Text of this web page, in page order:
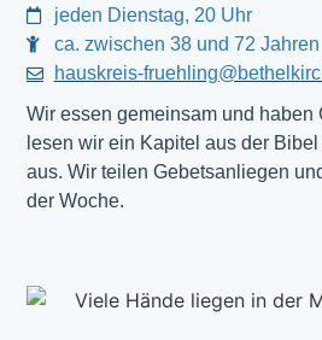
jeden Dienstag, 20 Uhr
ca. zwischen 38 und 72 Jahren
hauskreis-
Wir essen gemeinsam und haben
lesen wir ein Kapitel aus der
aus. Wir teilen Gebetsanliegen
der Woche.